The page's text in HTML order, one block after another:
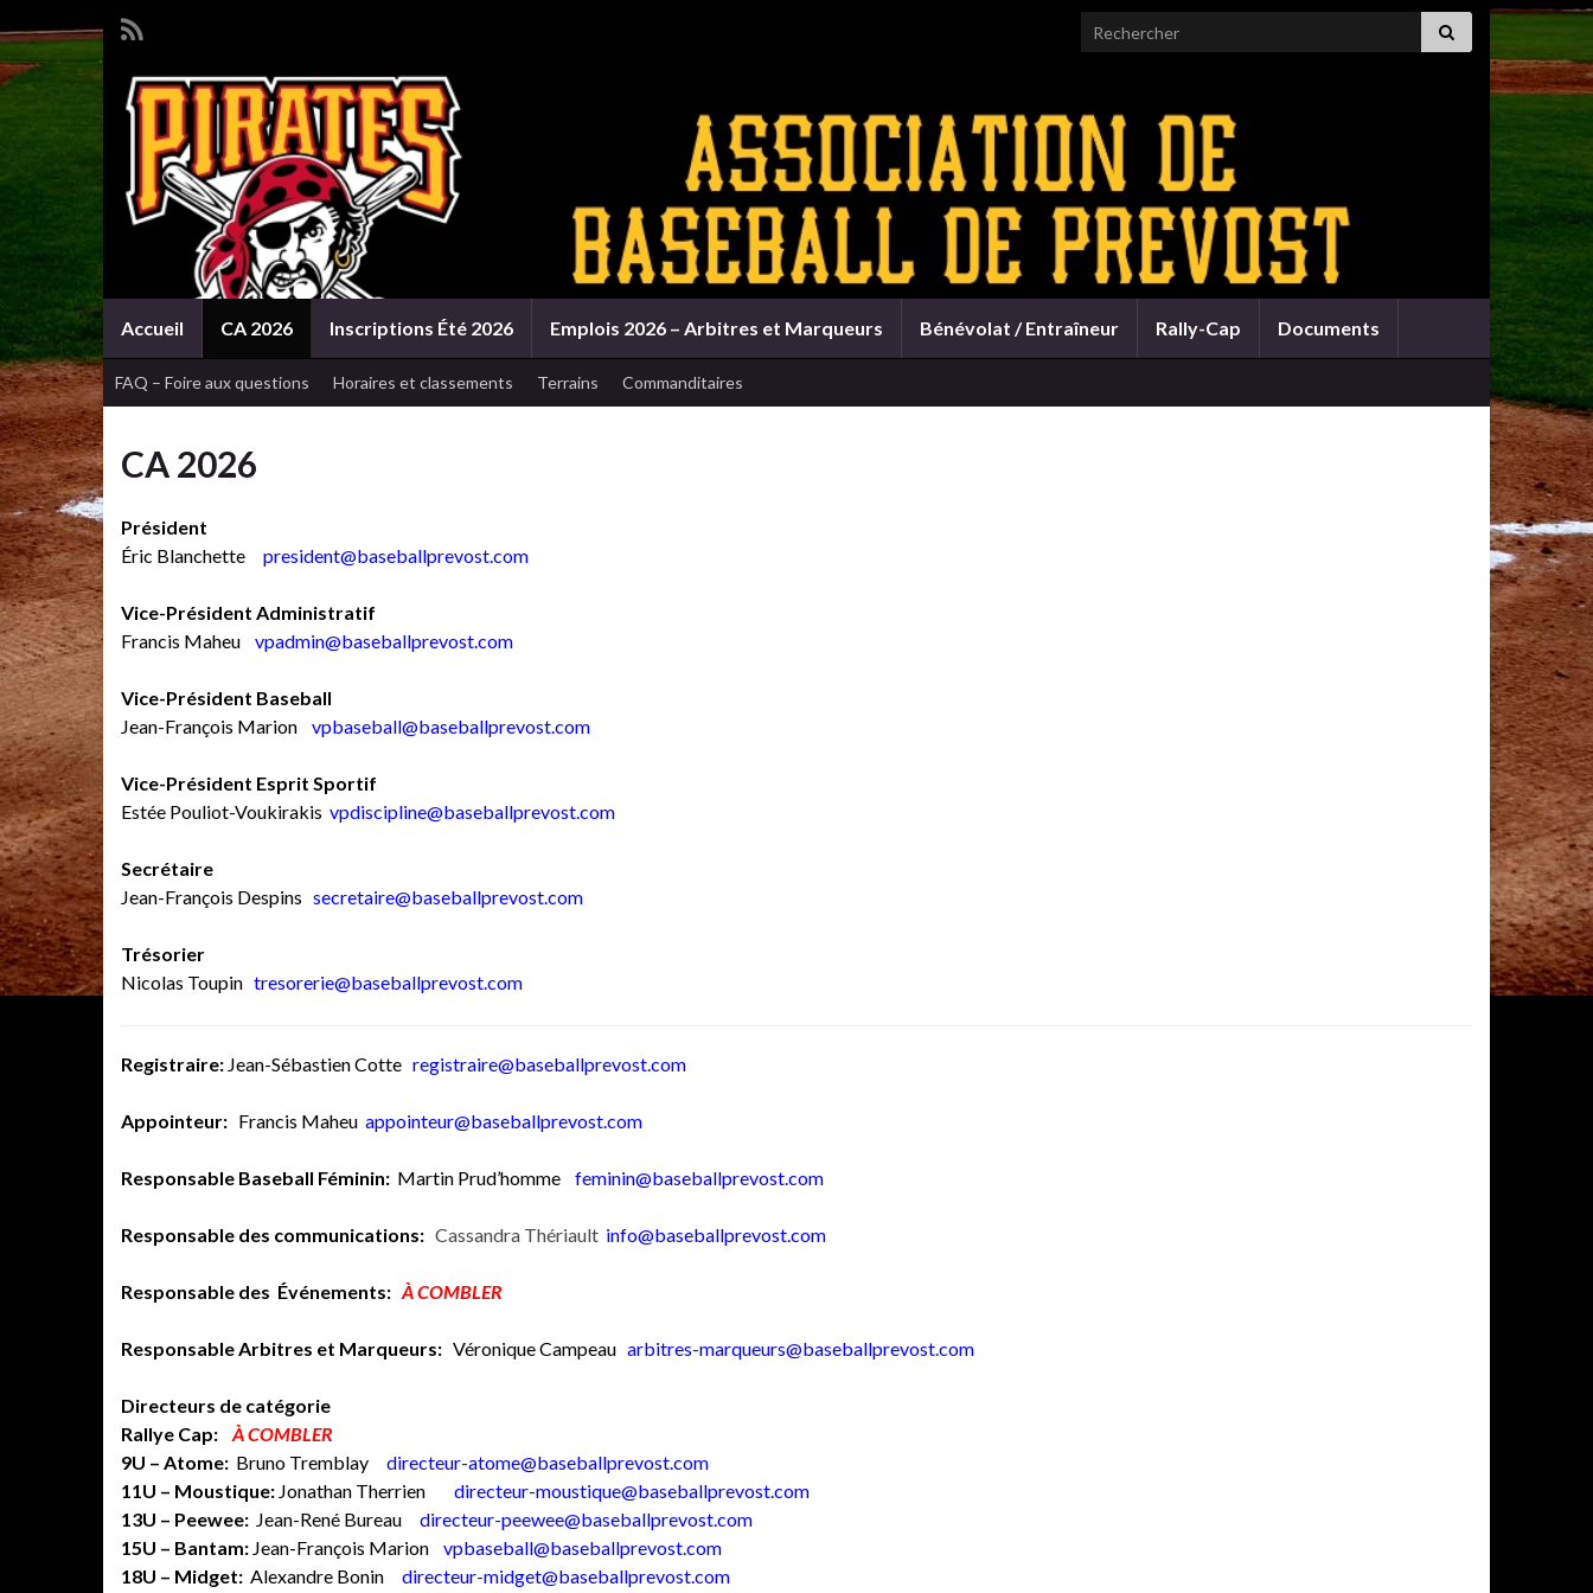
Search for:
Accueil CA 2026 Inscriptions Été 2026 Emplois 2026 – Arbitres et Marqueurs Bénévolat / Entraîneur Rally-Cap Documents
FAQ – Foire aux questions Horaires et classements Terrains Commanditaires
CA 2026
Président
Éric Blanchette
president@baseballprevost.com
Vice-Président Administratif
Francis Maheu
vpadmin@baseballprevost.com
Vice-Président Baseball
Jean-François Marion
vpbaseball@baseballprevost.com
Vice-Président Esprit Sportif
Estée Pouliot-Voukirakis vpdiscipline@baseballprevost.com
Secrétaire
Jean-François Despins secretaire@baseballprevost.com
Trésorier
Nicolas Toupin tresorerie@baseballprevost.com
Registraire: Jean-Sébastien Cotte registraire@baseballprevost.com
Appointeur: Francis Maheu appointeur@baseballprevost.com
Responsable Baseball Féminin: Martin Prud’homme feminin@baseballprevost.com
Responsable des communications: Cassandra Thériault info@baseballprevost.com
Responsable des Événements: À COMBLER
Responsable Arbitres et Marqueurs: Véronique Campeau arbitres-marqueurs@baseballprevost.com
Directeurs de catégorie
Rallye Cap:
À COMBLER
9U – Atome: Bruno Tremblay
directeur-atome@baseballprevost.com
11U – Moustique: Jonathan Therrien
directeur-moustique@baseballprevost.com
13U – Peewee: Jean-René Bureau
directeur-peewee@baseballprevost.com
15U – Bantam: Jean-François Marion vpbaseball@baseballprevost.com
18U – Midget: Alexandre Bonin directeur-midget@baseballprevost.com